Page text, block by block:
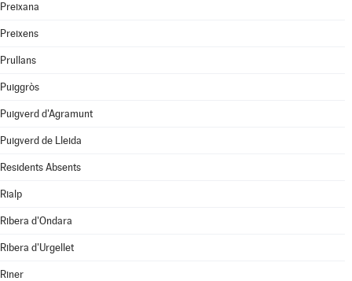
Preixana
Preixens
Prullans
Puiggròs
Puigverd d'Agramunt
Puigverd de Lleida
Residents Absents
Rialp
Ribera d'Ondara
Ribera d'Urgellet
Riner